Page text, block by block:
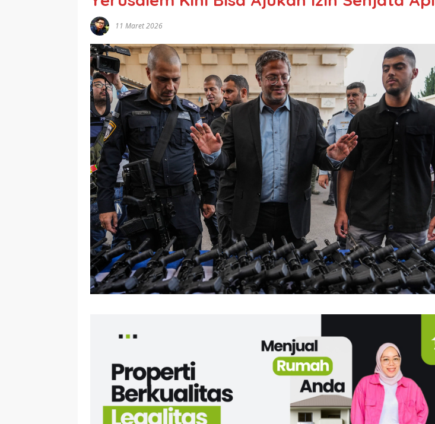
11 Maret 2026